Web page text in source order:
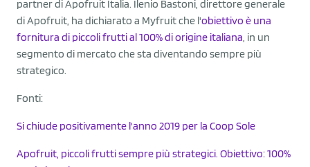
partner di Apofruit Italia. Ilenio Bastoni, direttore generale
di Apofruit, ha dichiarato a Myfruit che l'obiettivo è una
fornitura di piccoli frutti al 100% di origine italiana , in un
segmento di mercato che sta diventando sempre più
strategico.
Fonti:
Si chiude positivamente l'anno 2019 per la Coop Sole
Apofruit, piccoli frutti sempre più strategici. Obiettivo: 100%